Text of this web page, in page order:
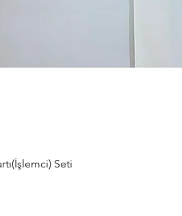
Seti